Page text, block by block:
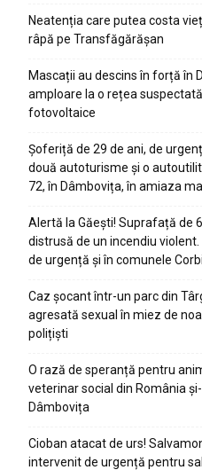
Neatenția care putea costa
râpă pe Transfăgărășan
Mascații au descins în forță în
amploare la o rețea
fotovoltaice
Șoferiță de 29 de ani, de
două autoturisme și o
72, în Dâmbovița, în amiaza
Alertă la Găești! Suprafață de
distrusă de un incendiu
de urgență și în comunele
Caz șocant într-un parc din
agresată sexual în miez de
polițiști
O rază de speranță pentru
veterinar social din România
Dâmbovița
Cioban atacat de urs!
intervenit de urgență pentru